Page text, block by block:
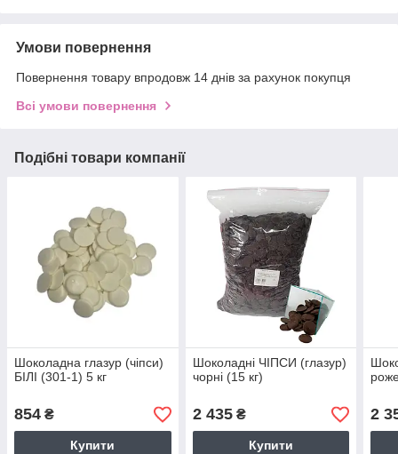
Умови повернення
Повернення товару впродовж 14 днів за рахунок покупця
Всі умови повернення
Подібні товари компанії
Шоколадна глазур (чіпси)
БІЛІ (301-1) 5 кг
854 ₴
Купити
Шоколадні ЧІПСИ (глазур)
чорні (15 кг)
2 435₴
Купити
2